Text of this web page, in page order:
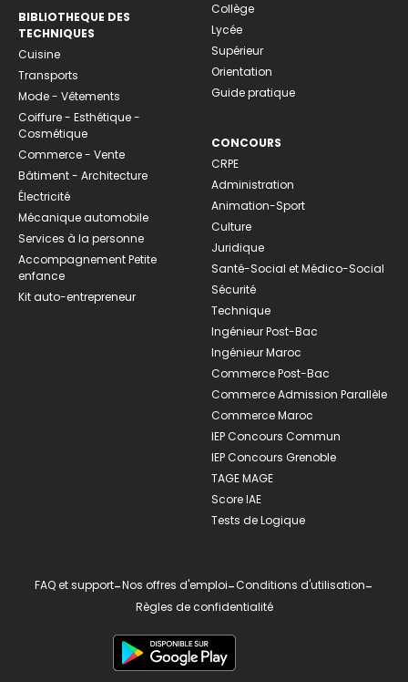
BIBLIOTHEQUE DES
TECHNIQUES
Cuisine
Transports
Mode - Vêtements
Coiffure - Esthétique -
Cosmétique
Commerce - Vente
Bâtiment - Architecture
Électricité
Mécanique automobile
Services à la personne
Accompagnement Petite
enfance
Kit auto-entrepreneur
Collège
Lycée
Supérieur
Orientation
Guide pratique
CONCOURS
CRPE
Administration
Animation-Sport
Culture
Juridique
Santé-Social et Médico-Social
Sécurité
Technique
Ingénieur Post-Bac
Ingénieur Maroc
Commerce Post-Bac
Commerce Admission Parallèle
Commerce Maroc
IEP Concours Commun
IEP Concours Grenoble
TAGE MAGE
Score IAE
Tests de Logique
FAQ et support-Nos offres d'emploi-Conditions d'utilisation-
Règles de confidentialité